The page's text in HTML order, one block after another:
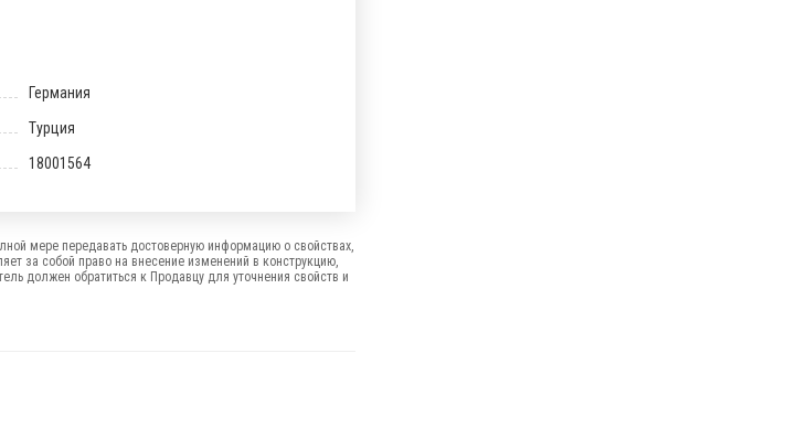
Германия
Турция
18001564
мере передавать достоверную информацию о свойствах,
за собой право на внесение изменений в конструкцию,
должен обратиться к Продавцу для уточнения свойств и